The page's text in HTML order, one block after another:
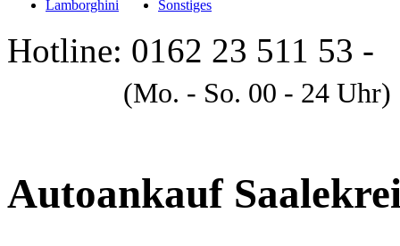
Lamborghini
Sonstiges
Hotline: 0162 23 511 53 -
(Mo. - So. 00 - 24 Uhr)
Autoankauf